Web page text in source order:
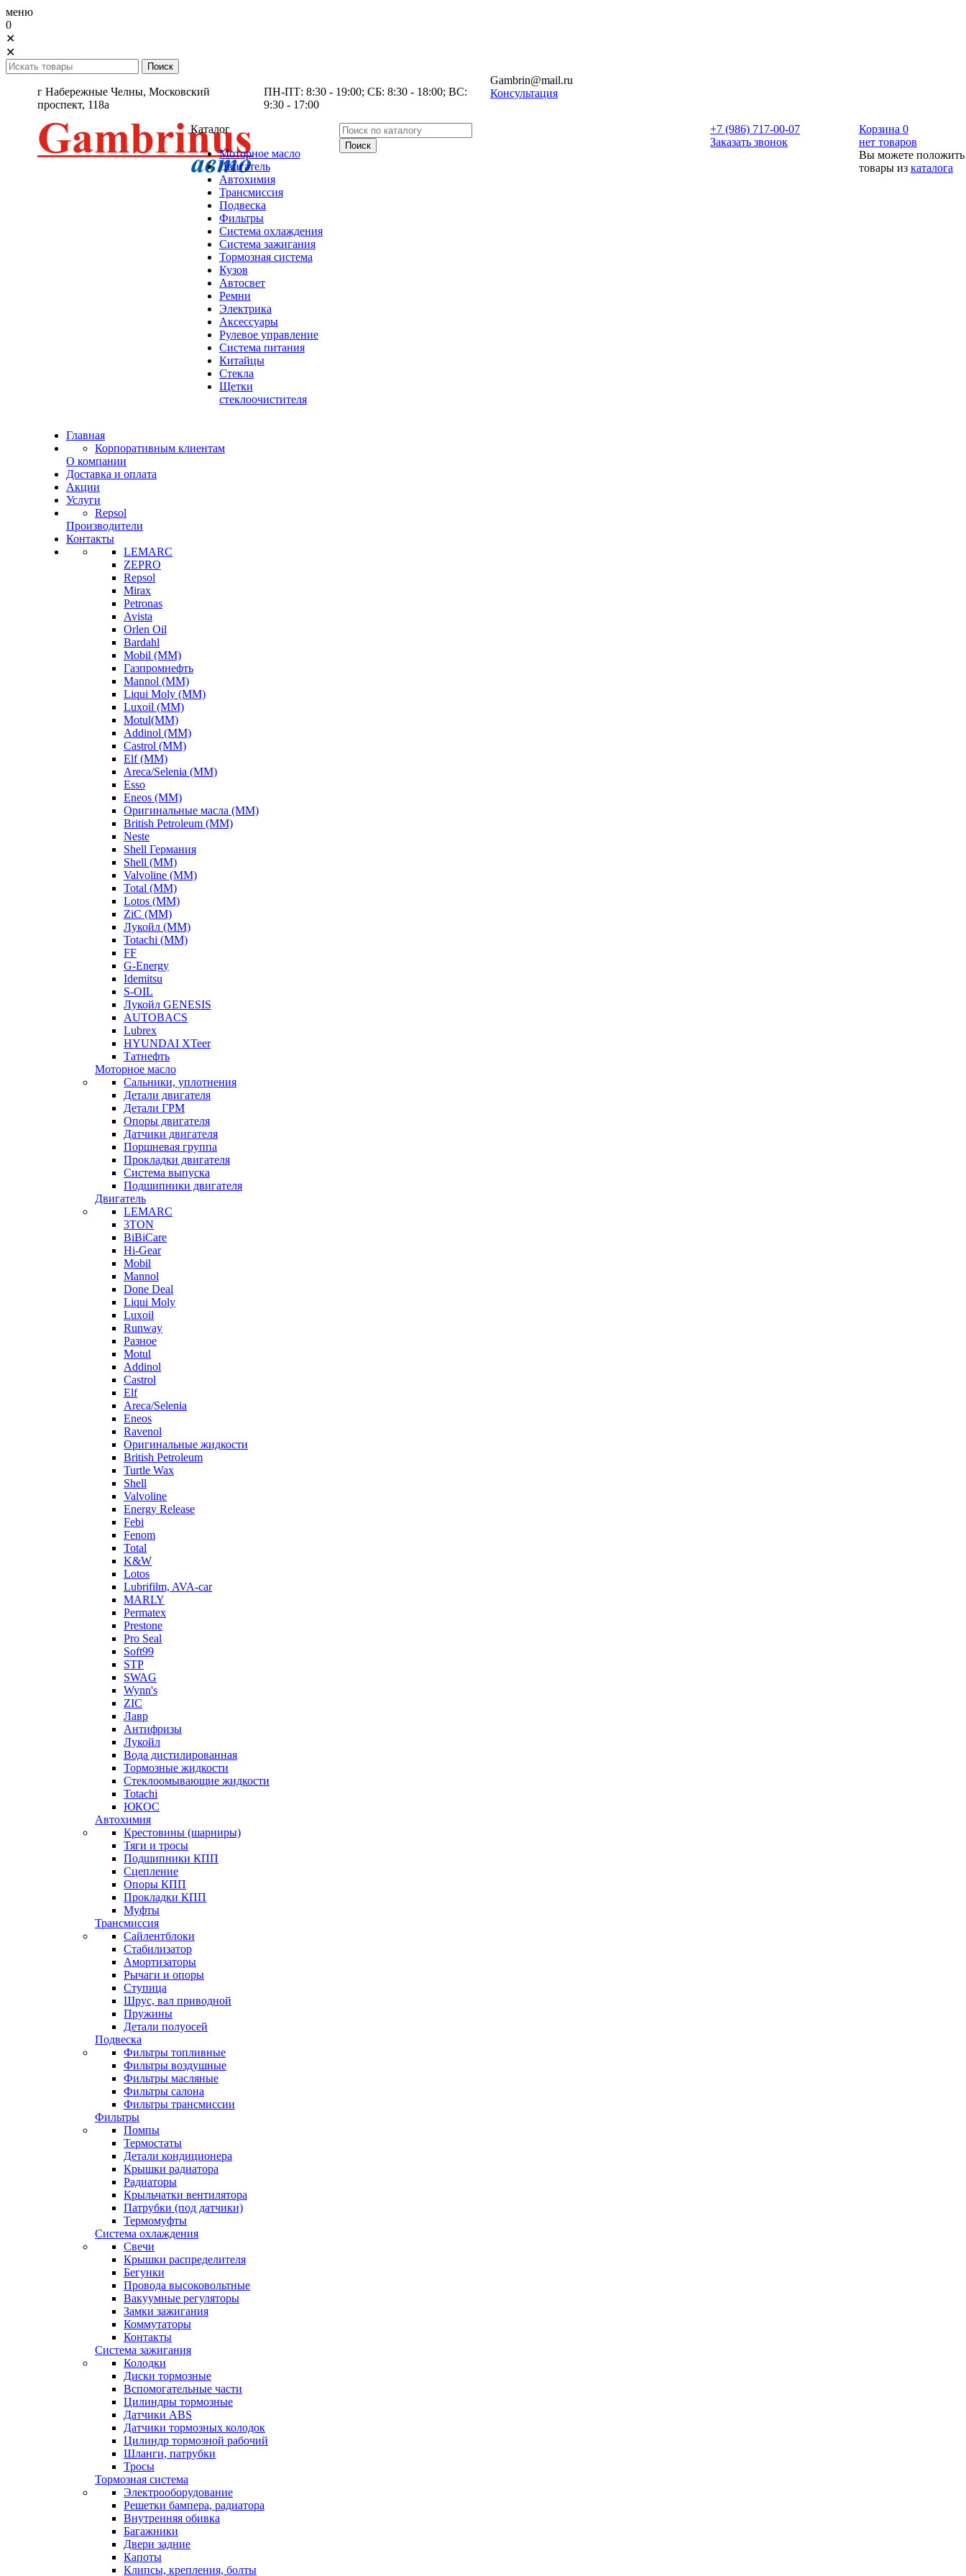
меню
0
✕
✕
г Набережные Челны, Московский
проспект, 118а
ПН-ПТ: 8:30 - 19:00; СБ: 8:30 - 18:00; ВС:
9:30 - 17:00
Gambrin@mail.ru
Консультация
Каталог
Моторное масло
Двигатель
Автохимия
Трансмиссия
Подвеска
Фильтры
Система охлаждения
Система зажигания
Тормозная система
Кузов
Автосвет
Ремни
Электрика
Аксессуары
Рулевое управление
Система питания
Китайцы
Стекла
Щетки
стеклоочистителя
+7 (986) 717-00-07
Заказать звонок
Корзина 0
нет товаров
Вы можете положить
товары из каталога
Главная
Корпоративным клиентам
О компании
Доставка и оплата
Акции
Услуги
Repsol
Производители
Контакты
LEMARC
ZEPRO
Repsol
Mirax
Petronas
Avista
Orlen Oil
Bardahl
Mobil (ММ)
Газпромнефть
Mannol (ММ)
Liqui Moly (ММ)
Luxoil (ММ)
Motul(ММ)
Addinol (ММ)
Castrol (ММ)
Elf (ММ)
Areca/Selenia (ММ)
Esso
Eneos (ММ)
Оригинальные масла (ММ)
British Petroleum (ММ)
Neste
Shell Германия
Shell (ММ)
Valvoline (ММ)
Total (ММ)
Lotos (ММ)
ZiC (ММ)
Лукойл (ММ)
Totachi (MM)
FF
G-Energy
Idemitsu
S-OIL
Лукойл GENESIS
AUTOBACS
Lubrex
HYUNDAI XTeer
Татнефть
Моторное масло
Сальники, уплотнения
Детали двигателя
Детали ГРМ
Опоры двигателя
Датчики двигателя
Поршневая группа
Прокладки двигателя
Система выпуска
Подшипники двигателя
Двигатель
LEMARC
3TON
BiBiCare
Hi-Gear
Mobil
Mannol
Done Deal
Liqui Moly
Luxoil
Runway
Разное
Motul
Addinol
Castrol
Elf
Areca/Selenia
Eneos
Ravenol
Оригинальные жидкости
British Petroleum
Turtle Wax
Shell
Valvoline
Energy Release
Febi
Fenom
Total
K&W
Lotos
Lubrifilm, AVA-car
MARLY
Permatex
Prestone
Pro Seal
Soft99
STP
SWAG
Wynn's
ZIC
Лавр
Антифризы
Лукойл
Вода дистилированная
Тормозные жидкости
Стеклоомывающие жидкости
Totachi
ЮКОС
Автохимия
Крестовины (шарниры)
Тяги и тросы
Подшипники КПП
Сцепление
Опоры КПП
Прокладки КПП
Муфты
Трансмиссия
Сайлентблоки
Стабилизатор
Амортизаторы
Рычаги и опоры
Ступица
Шрус, вал приводной
Пружины
Детали полуосей
Подвеска
Фильтры топливные
Фильтры воздушные
Фильтры масляные
Фильтры салона
Фильтры трансмиссии
Фильтры
Помпы
Термостаты
Детали кондиционера
Крышки радиатора
Радиаторы
Крыльчатки вентилятора
Патрубки (под датчики)
Термомуфты
Система охлаждения
Свечи
Крышки распределителя
Бегунки
Провода высоковольтные
Вакуумные регуляторы
Замки зажигания
Коммутаторы
Контакты
Система зажигания
Колодки
Диски тормозные
Вспомогательные части
Цилиндры тормозные
Датчики ABS
Датчики тормозных колодок
Цилиндр тормозной рабочий
Шланги, патрубки
Тросы
Тормозная система
Электрооборудование
Решетки бампера, радиатора
Внутренняя обивка
Багажники
Двери задние
Капоты
Клипсы, крепления, болты